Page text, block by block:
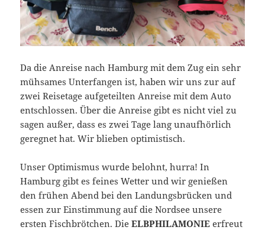
Da die Anreise nach Hamburg mit dem Zug ein sehr
mühsames Unterfangen ist, haben wir uns zur auf
zwei Reisetage aufgeteilten Anreise mit dem Auto
entschlossen. Über die Anreise gibt es nicht viel zu
sagen außer, dass es zwei Tage lang unaufhörlich
geregnet hat. Wir blieben optimistisch.
Unser Optimismus wurde belohnt, hurra! In
Hamburg gibt es feines Wetter und wir genießen
den frühen Abend bei den Landungsbrücken und
essen zur Einstimmung auf die Nordsee unsere
ersten Fischbrötchen. DieELBPHILAMONIEerfreut